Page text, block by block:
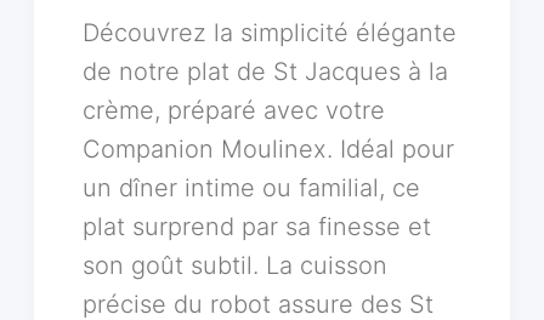
Découvrez la simplicité élégante
de notre plat de St Jacques à la
crème, préparé avec votre
Companion Moulinex. Idéal pour
un dîner intime ou familial, ce
plat surprend par sa finesse et
son goût subtil. La cuisson
précise du robot assure des St